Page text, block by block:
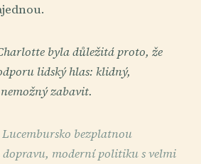
byla důležitá proto, že
lidský hlas: klidný,
zabavit.
bezplatnou
moderní politiku s velmi